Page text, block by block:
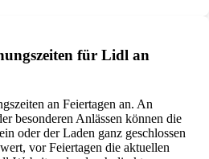
für Lidl an
an Feiertagen an. An
besonderen Anlässen können die
oder der Laden ganz geschlossen
vor Feiertagen die aktuellen